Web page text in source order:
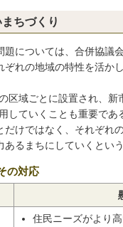
ちづくり
については、合併協議
れの地域の特性を活か
区域ごとに設置され、
していくことも重要で
けではなく、それぞれ
るまちにしていくとい
の対応
住民ニーズがより